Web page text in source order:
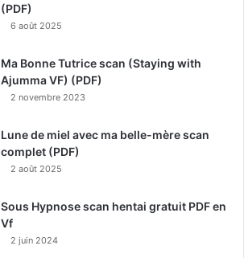
(PDF)
6 août 2025
Ma Bonne Tutrice scan (Staying with
Ajumma VF) (PDF)
2 novembre 2023
Lune de miel avec ma belle-mère scan
complet (PDF)
2 août 2025
Sous Hypnose scan hentai gratuit PDF en
Vf
2 juin 2024